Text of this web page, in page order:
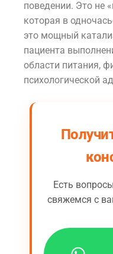
поведении. Это не
которая в
это мощный
пациента
области питания,
психологической
Есть
свяжемся с